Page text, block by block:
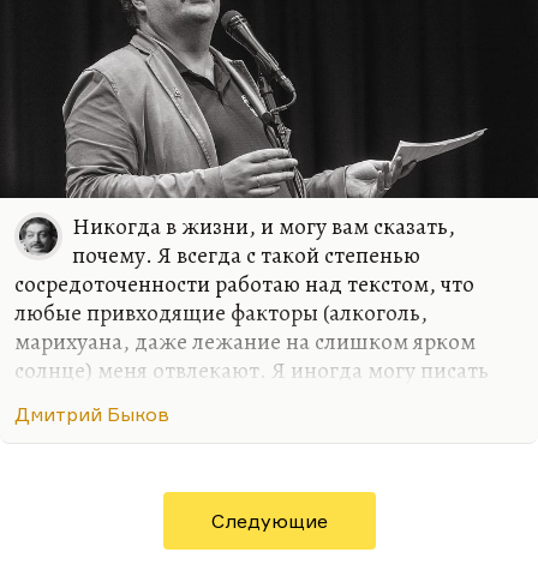
Никогда в жизни, и могу вам сказать,
почему. Я всегда с такой степенью
сосредоточенности работаю над текстом, что
любые привходящие факторы (алкоголь,
марихуана, даже лежание на слишком ярком
солнце) меня отвлекают. Я иногда могу писать
обстановке, как было в армии. Там с какой-то
на внутреннем протесте. Либо в условиях
умеренного, неприхотливого, но все-таки
комфорта. Мне, в общем, не нравится, когда меня
Дмитрий Быков
Следующие